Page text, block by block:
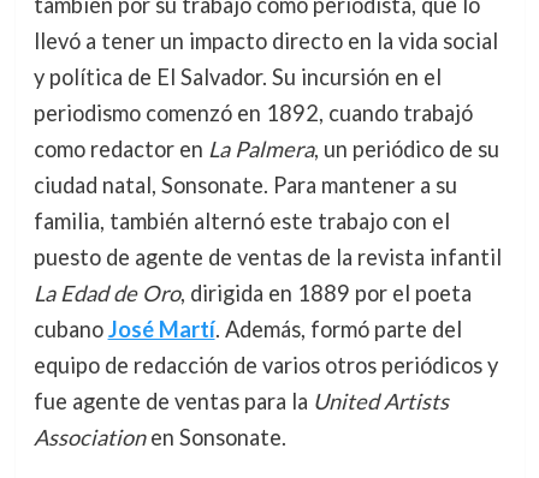
llevó a tener un impacto directo en la vida social
y política de El Salvador. Su incursión en el
periodismo comenzó en 1892, cuando trabajó
como redactor en La Palmera, un periódico de su
ciudad natal, Sonsonate. Para mantener a su
familia, también alternó este trabajo con el
puesto de agente de ventas de la revista infantil
La Edad de Oro, dirigida en 1889 por el poeta
cubanoJosé Martí. Además, formó parte del
equipo de redacción de varios otros periódicos y
fue agente de ventas para la United Artists
Associationen Sonsonate.